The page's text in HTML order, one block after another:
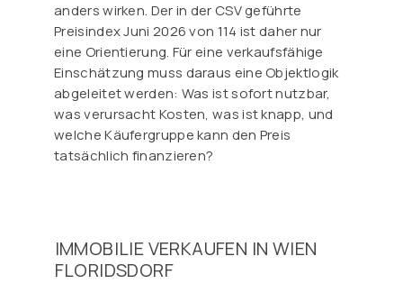
anders wirken. Der in der CSV geführte
Preisindex Juni 2026 von 114 ist daher nur
eine Orientierung. Für eine verkaufsfähige
Einschätzung muss daraus eine Objektlogik
abgeleitet werden: Was ist sofort nutzbar,
was verursacht Kosten, was ist knapp, und
welche Käufergruppe kann den Preis
tatsächlich finanzieren?
IMMOBILIE VERKAUFEN IN WIEN
FLORIDSDORF